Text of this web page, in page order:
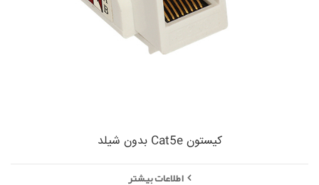
کیستون Cat5e بدون شیلد
اطلاعات بیشتر